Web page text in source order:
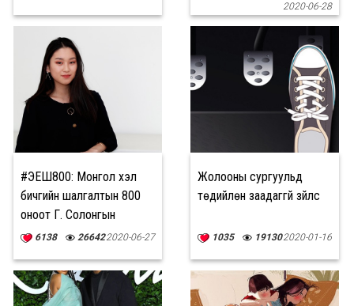
2020-06-28
#ЭЕШ800: Монгол хэл
бичгийн шалгалтын 800
оноот Г. Солонгын
зөвлөгөө
6138 266422020-06-27
Жолооны сургуульд
төдийлөн заадаггүй зүйлс
1035 191302020-01-16